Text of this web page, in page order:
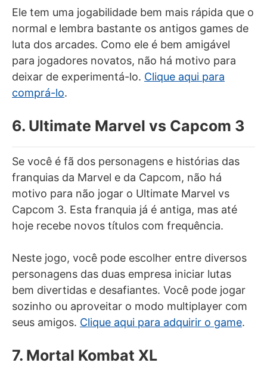
Ele tem uma jogabilidade bem mais rápida que o
normal e lembra bastante os antigos games de
luta dos arcades. Como ele é bem amigável
para jogadores novatos, não há motivo para
deixar de experimentá-lo. Clique aqui para
comprá-lo.
6. Ultimate Marvel vs Capcom 3
Se você é fã dos personagens e histórias das
franquias da Marvel e da Capcom, não há
motivo para não jogar o Ultimate Marvel vs
Capcom 3. Esta franquia já é antiga, mas até
hoje recebe novos títulos com frequência.
Neste jogo, você pode escolher entre diversos
personagens das duas empresa iniciar lutas
bem divertidas e desafiantes. Você pode jogar
sozinho ou aproveitar o modo multiplayer com
seus amigos. Clique aqui para adquirir o game.
7. Mortal Kombat XL